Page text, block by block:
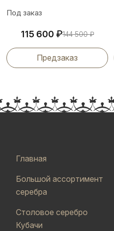
Под заказ
115 600 ₽144 500₽
Предзаказ
Главная
Большой ассортимент
серебра
Столовое серебро
Кубачи